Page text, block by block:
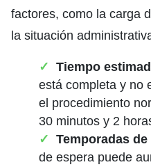
factores, como la carga
la situación
Tiempo
está completa y no
el procedimiento
30 minutos y 2
Temporadas
de espera puede